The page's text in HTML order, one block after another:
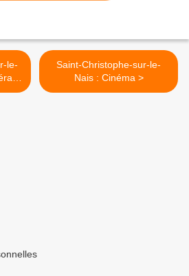
Saint-Christophe-sur-le-
Nais : Cinéma >